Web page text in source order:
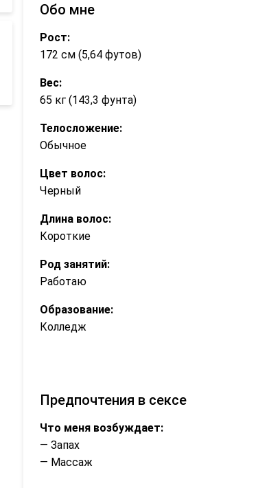
Обо мне
Рост:
172 см (5,64 футов)
Вес:
65 кг (143,3 фунта)
Телосложение:
Обычное
Цвет волос:
Черный
Длина волос:
Короткие
Род занятий:
Работаю
Образование:
Колледж
Предпочтения в сексе
Что меня возбуждает:
— Запах
— Массаж